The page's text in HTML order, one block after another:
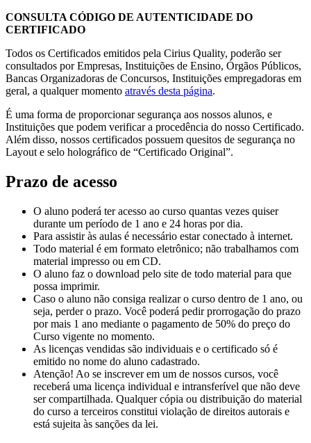
CONSULTA CÓDIGO DE AUTENTICIDADE DO
CERTIFICADO
Todos os Certificados emitidos pela Cirius Quality, poderão ser
consultados por Empresas, Instituições de Ensino, Órgãos Públicos,
Bancas Organizadoras de Concursos, Instituições empregadoras em
geral, a qualquer momento através desta página.
É uma forma de proporcionar segurança aos nossos alunos, e
Instituições que podem verificar a procedência do nosso Certificado.
Além disso, nossos certificados possuem quesitos de segurança no
Layout e selo holográfico de “Certificado Original”.
Prazo de acesso
O aluno poderá ter acesso ao curso quantas vezes quiser
durante um período de 1 ano e 24 horas por dia.
Para assistir às aulas é necessário estar conectado à internet.
Todo material é em formato eletrônico; não trabalhamos com
material impresso ou em CD.
O aluno faz o download pelo site de todo material para que
possa imprimir.
Caso o aluno não consiga realizar o curso dentro de 1 ano, ou
seja, perder o prazo. Você poderá pedir prorrogação do prazo
por mais 1 ano mediante o pagamento de 50% do preço do
Curso vigente no momento.
As licenças vendidas são individuais e o certificado só é
emitido no nome do aluno cadastrado.
Atenção! Ao se inscrever em um de nossos cursos, você
receberá uma licença individual e intransferível que não deve
ser compartilhada. Qualquer cópia ou distribuição do material
do curso a terceiros constitui violação de direitos autorais e
está sujeita às sanções da lei.